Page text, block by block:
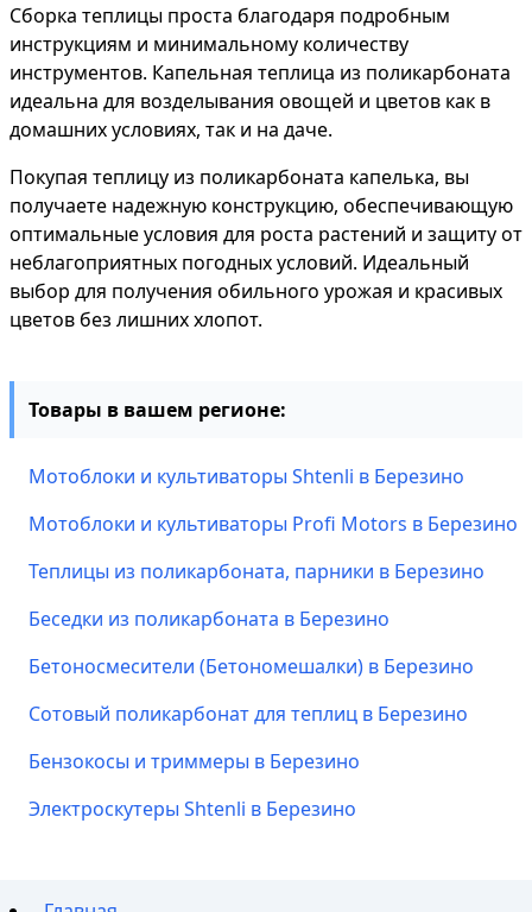
Сборка теплицы проста благодаря подробным
инструкциям и минимальному количеству
инструментов. Капельная теплица из поликарбоната
идеальна для возделывания овощей и цветов как в
домашних условиях, так и на даче.
Покупая теплицу из поликарбоната капелька, вы
получаете надежную конструкцию, обеспечивающую
оптимальные условия для роста растений и защиту от
неблагоприятных погодных условий. Идеальный
выбор для получения обильного урожая и красивых
цветов без лишних хлопот.
Товары в вашем регионе:
Мотоблоки и культиваторы Shtenli в Березино
Мотоблоки и культиваторы Profi Motors в Березино
Теплицы из поликарбоната, парники в Березино
Беседки из поликарбоната в Березино
Бетоносмесители (Бетономешалки) в Березино
Сотовый поликарбонат для теплиц в Березино
Бензокосы и триммеры в Березино
Электроскутеры Shtenli в Березино